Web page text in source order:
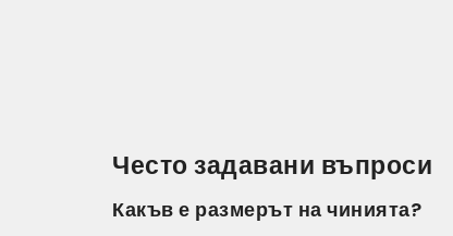
Често задавани въпроси
Какъв е размерът на чинията?